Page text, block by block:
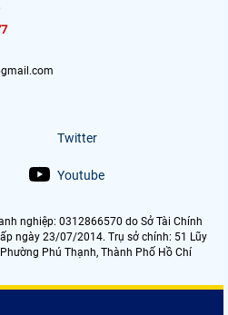
Twitter
Youtube
nghiệp: 0312866570 do Sở Tài Chính
ngày 23/07/2014. Trụ sở chính: 51 Lũy
Phường Phú Thạnh, Thành Phố Hồ Chí